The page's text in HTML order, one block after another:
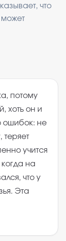
что
может
потому
хоть он и
ошибок: не
теряет
учится
на
что у
Эта